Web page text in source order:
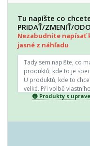
Tu napíšte co
PRIDAŤ/ZMENIŤ/
Nezabudnite napísať
jasné z náhľadu
Produkty s